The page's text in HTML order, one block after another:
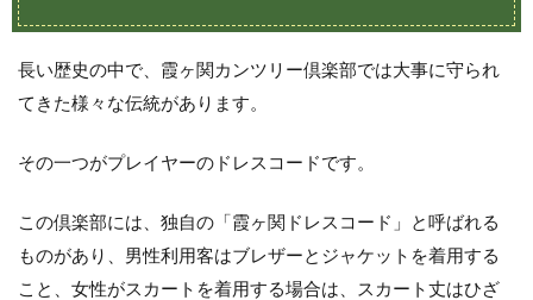
オ
ン
ピ
の
ル
の
試
長い歴史の中で、霞ヶ関カンツリー倶楽部では大事に守られ
てきた様々な伝統があります。
その一つがプレイヤーのドレスコードです。
この倶楽部には、独自の「霞ヶ関ドレスコード」と呼ばれる
ものがあり、男性利用客はブレザーとジャケットを着用する
こと、女性がスカートを着用する場合は、スカート丈はひざ